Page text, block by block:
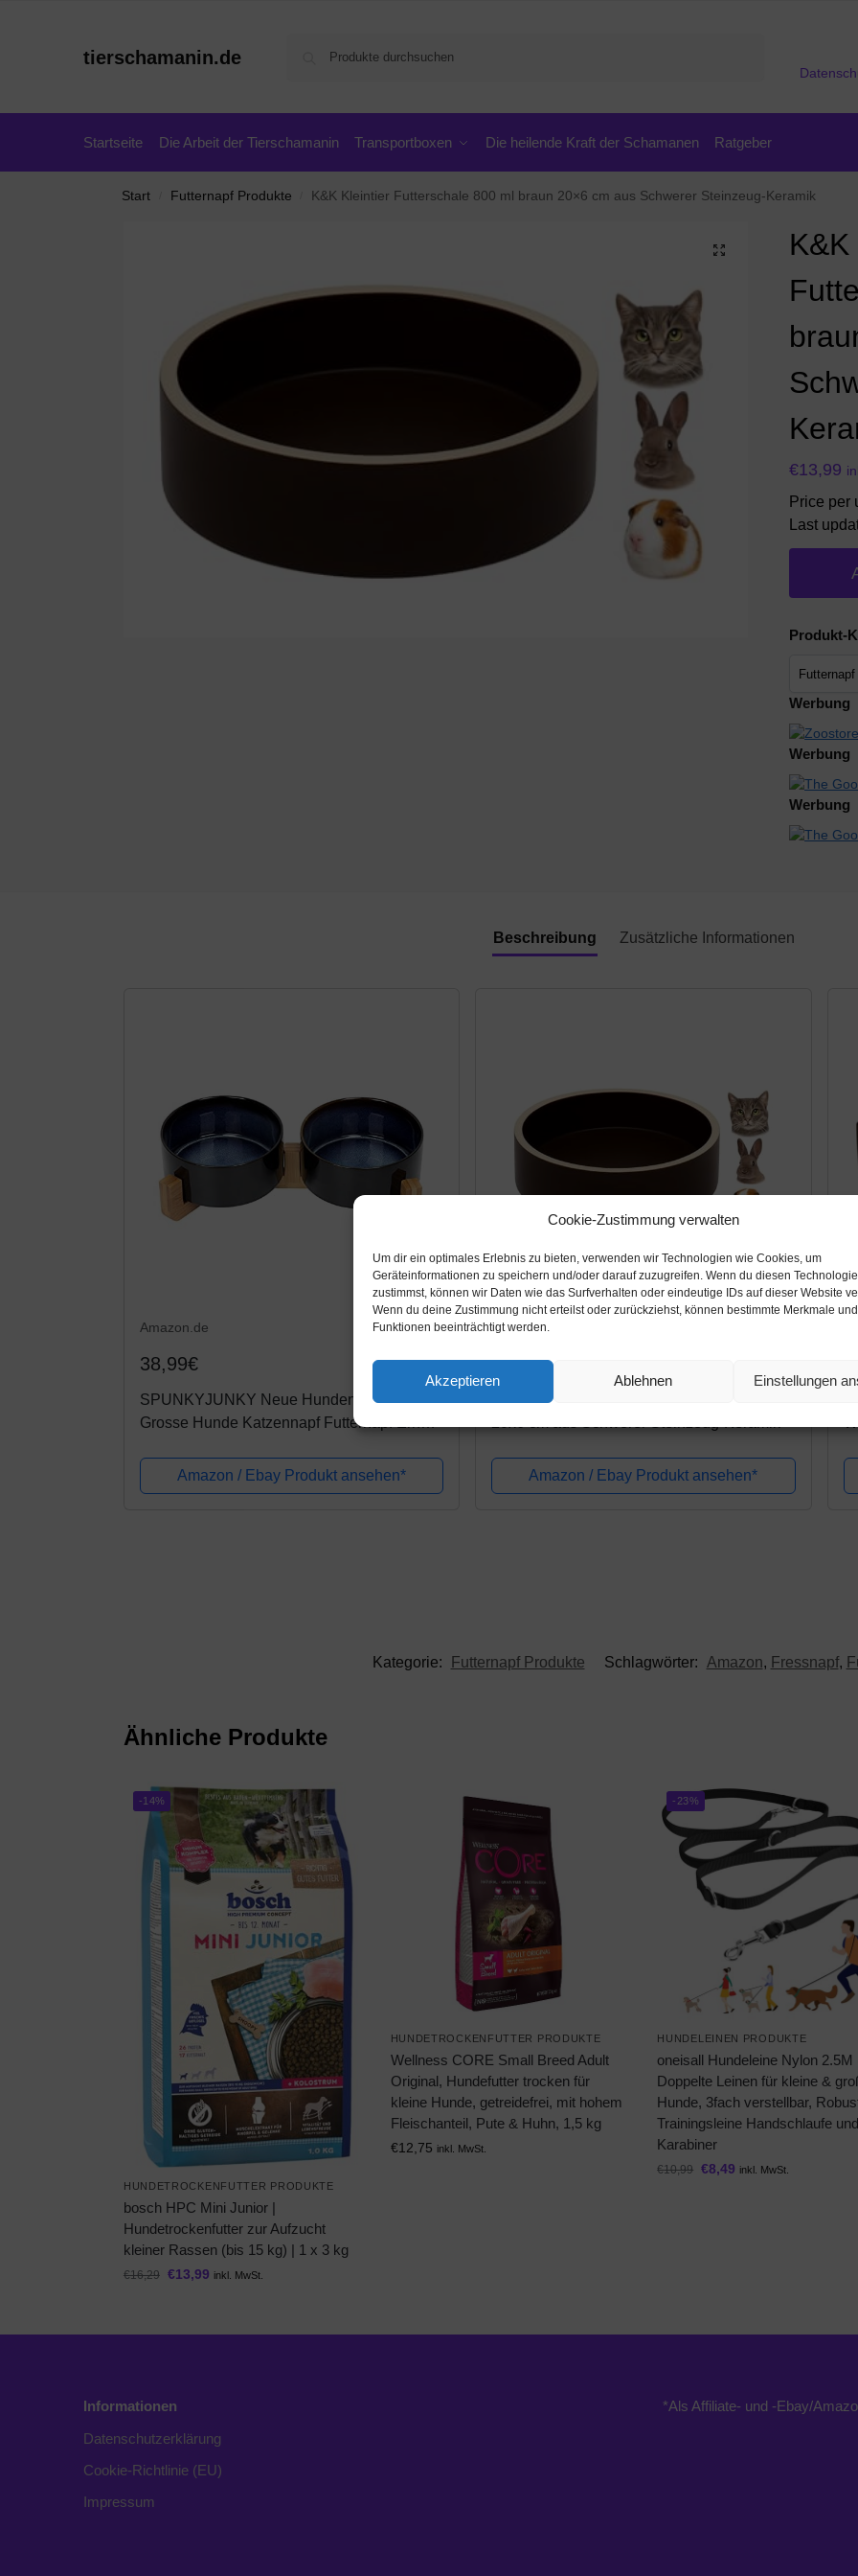
Cookie-Zustimmung verwalten
Um dir ein optimales Erlebnis zu bieten, verwenden wir Technologien wie Cookies, um
Geräteinformationen zu speichern und/oder darauf zuzugreifen. Wenn du diesen
zustimmst, können wir Daten wie das Surfverhalten oder eindeutige IDs auf dieser Website
Wenn du deine Zustimmung nicht erteilst oder zurückziehst, können bestimmte Merkmale und
Funktionen beeinträchtigt werden.
Akzeptieren Ablehnen Einstellungen
tierschamanin.de
Startseite Die Arbeit der Tierschamanin Transportboxen Die heilende Kraft der Schamanen Ratgeber
Start Futternapf Produkte K&K Kleintier Futterschale 800 ml braun 20×6 cm aus Schwerer Steinzeug-Keramik
€13,99
Price per
Last
Produkt-
Werbung
Werbung
Werbung
Beschreibung Zusätzliche Informationen
Amazon.de
38,99€
SPUNKYJUNKY Neue Hundenapf Keramik
Grosse Hunde Katzennapf Futternapf Erhöht
und Katzen,Hundenapf Hoch Set 850ML
Amazon / Ebay Produkt ansehen*
Amazon.de
13,99€
K&K Kleintier Futterschale 800 ml braun
Amazon / Ebay Produkt ansehen*
Kategorie: Futternapf Produkte Schlagwörter: Amazon, Fressnapf,
Ähnliche Produkte
-14%
HUNDETROCKENFUTTER PRODUKTE
bosch HPC Mini Junior |
Hundetrockenfutter zur Aufzucht
kleiner Rassen (bis 15 kg) | 1 x 3 kg
€16,29 €13,99 inkl. MwSt.
HUNDETROCKENFUTTER PRODUKTE
Wellness CORE Small Breed Adult
Original, Hundefutter trocken für
kleine Hunde, getreidefrei, mit hohem
Fleischanteil, Pute & Huhn, 1,5 kg
€12,75 inkl. MwSt.
-23%
HUNDELEINEN PRODUKTE
oneisall Hundeleine Nylon 2.5M
Doppelte Leinen für kleine &
Hunde, 3fach verstellbar,
Trainingsleine Handschlaufe
Karabiner
€10,99 €8,49 inkl. MwSt.
Informationen
Datenschutzerklärung
Cookie-Richtlinie (EU)
Impressum
*Als Affiliate- und -Ebay/